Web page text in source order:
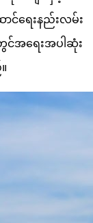
င်ရေးနည်းလမ်း
အရေးအပါဆုံး